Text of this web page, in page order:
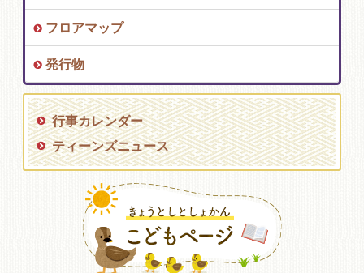
フロアマップ
発行物
行事カレンダー
ティーンズニュース